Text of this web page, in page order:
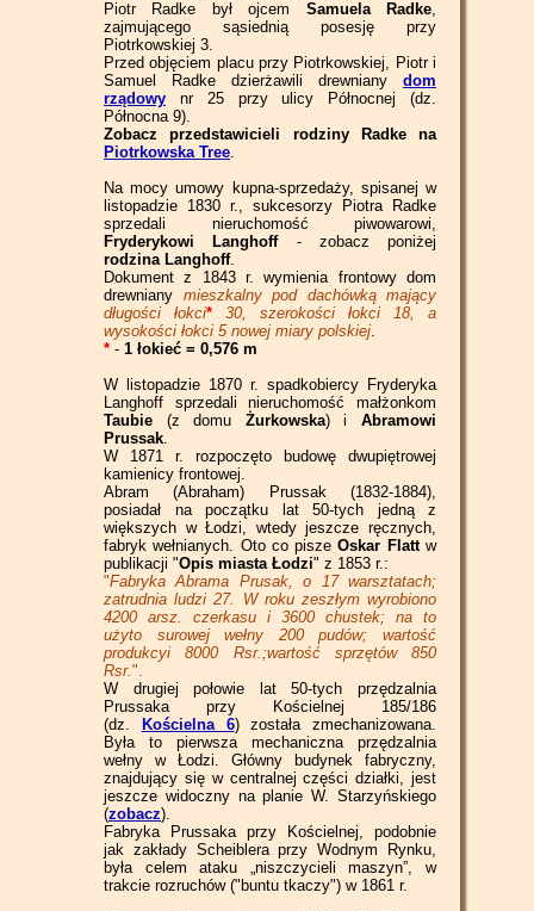
Piotr Radke był ojcem Samuela Radke,
zajmującego sąsiednią posesję przy
Piotrkowskiej 3.
Przed objęciem placu przy Piotrkowskiej, Piotr i
Samuel Radke dzierżawili drewniany dom
rządowy nr 25 przy ulicy Północnej (dz.
Północna 9).
Zobacz przedstawicieli rodziny Radke na
Piotrkowska Tree.
Na mocy umowy kupna-sprzedaży, spisanej w
listopadzie 1830 r., sukcesorzy Piotra Radke
sprzedali nieruchomość piwowarowi,
Fryderykowi Langhoff- zobacz poniżej
rodzina Langhoff.
Dokument z 1843 r. wymienia frontowy dom
drewniany mieszkalny pod dachówką mający
długości łokci* 30, szerokości łokci 18, a
wysokości łokci 5 nowej miary polskiej.
* - 1 łokieć = 0,576 m
W listopadzie 1870 r. spadkobiercy Fryderyka
Langhoff sprzedali nieruchomość małżonkom
Taubie (z domu Żurkowska) iAbramowi
Prussak.
W 1871 r. rozpoczęto budowę dwupiętrowej
kamienicy frontowej.
Abram (Abraham) Prussak (1832-1884),
posiadał na początku lat 50-tych jedną z
większych w Łodzi, wtedy jeszcze ręcznych,
fabryk wełnianych. Oto co piszeOskar Flattw
publikacji "Opis miasta Łodzi" z 1853 r.:
"Fabryka Abrama Prusak, o 17 warsztatach;
zatrudnia ludzi 27. W roku zeszłym wyrobiono
4200 arsz. czerkasu i 3600 chustek; na to
użyto surowej wełny 200 pudów; wartość
produkcyi 8000 Rsr.;wartość sprzętów 850
Rsr.".
W drugiej połowie lat 50-tych przędzalnia
Prussaka przy Kościelnej 185/186
(dz.
Kościelna 6) została zmechanizowana.
Była to pierwsza mechaniczna przędzalnia
wełny w Łodzi. Główny budynek fabryczny,
znajdujący się w centralnej części działki, jest
jeszcze widoczny na planie W. Starzyńskiego
(zobacz).
Fabryka Prussaka przy Kościelnej, podobnie
jak zakłady Scheiblera przy Wodnym Rynku,
była celem ataku „niszczycieli maszyn”, w
trakcie rozruchów ("buntu tkaczy") w 1861 r.